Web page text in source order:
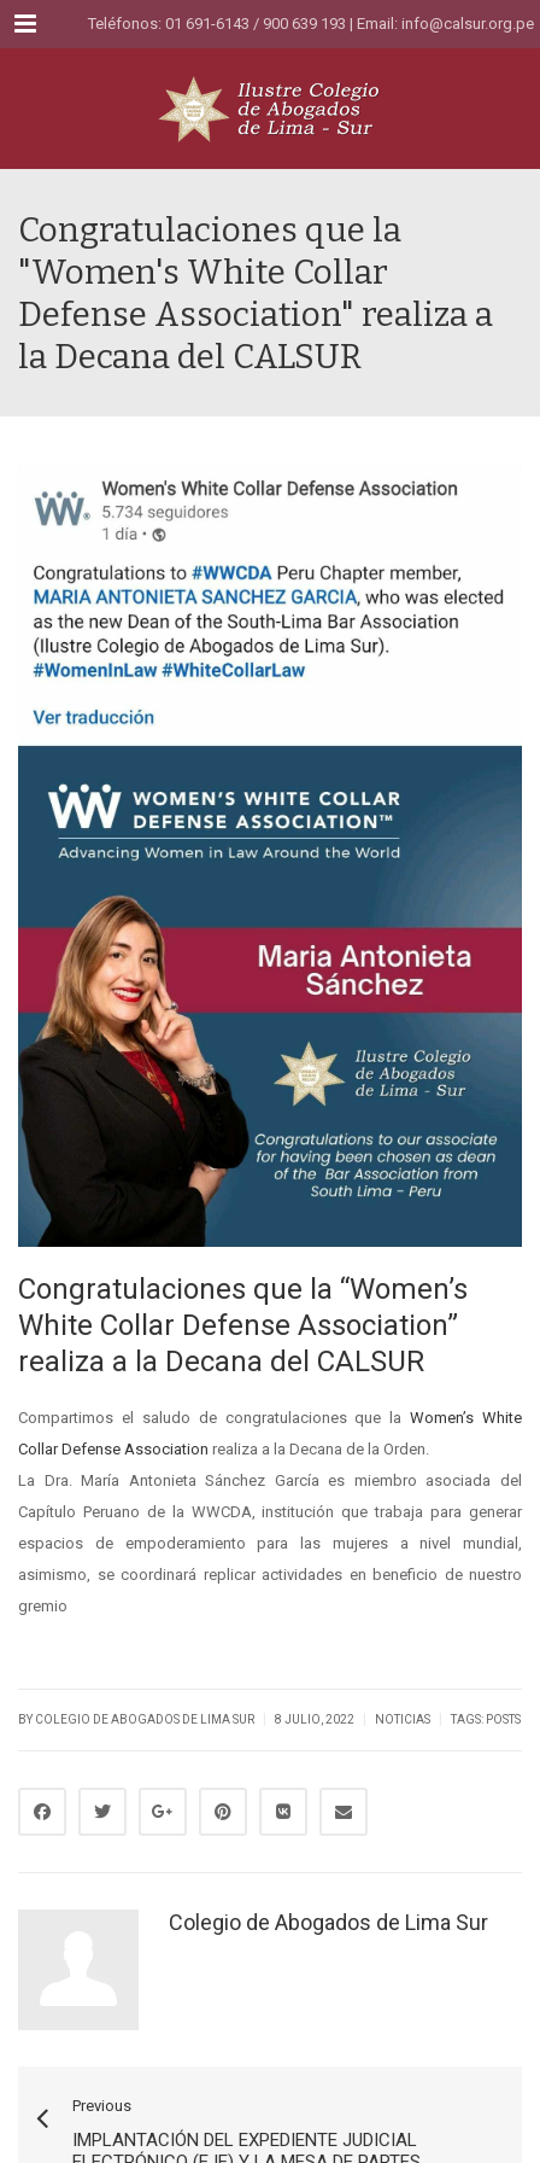
Menu Teléfonos: 01 691-6143 / 900 639 193 | Email: info@calsur.org.pe
Congratulaciones que la
"Women's White Collar
Defense Association" realiza a
la Decana del CALSUR
Congratulaciones que la “Women’s
White Collar Defense Association”
realiza a la Decana del CALSUR
Compartimos el saludo de congratulaciones que laWomen’s White
Collar Defense Association realiza a la Decana de la Orden.
La Dra. María Antonieta Sánchez García es miembro asociada del
Capítulo Peruano de la WWCDA, institución que trabaja para generar
espacios de empoderamiento para las mujeres a nivel mundial,
asimismo, se coordinará replicar actividades en beneficio de nuestro
gremio
BYCOLEGIO DE ABOGADOS DE LIMA SUR 8 JULIO, 2022 NOTICIAS TAGS: POSTS
Colegio de Abogados de Lima Sur
Previous
IMPLANTACIÓN DEL EXPEDIENTE JUDICIAL